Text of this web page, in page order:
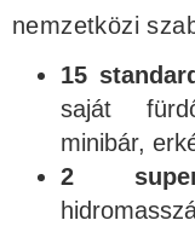
nemzetközi
15
saját
minibár,
2